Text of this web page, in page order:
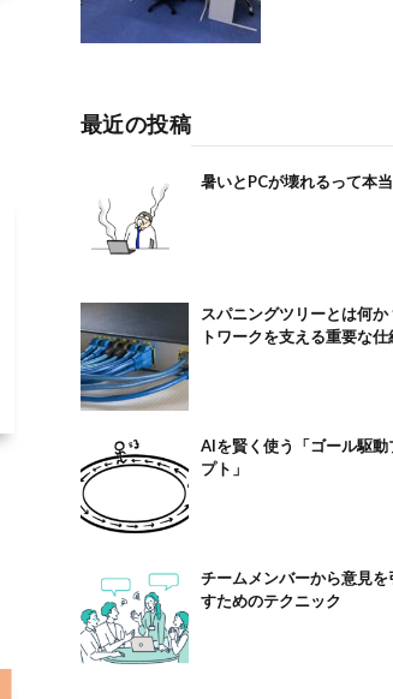
最近の投稿
暑いとPCが壊れるって本当
スパニングツリーとは何か
トワークを支える重要な仕
AIを賢く使う「ゴール駆動
プト」
チームメンバーから意見を
すためのテクニック